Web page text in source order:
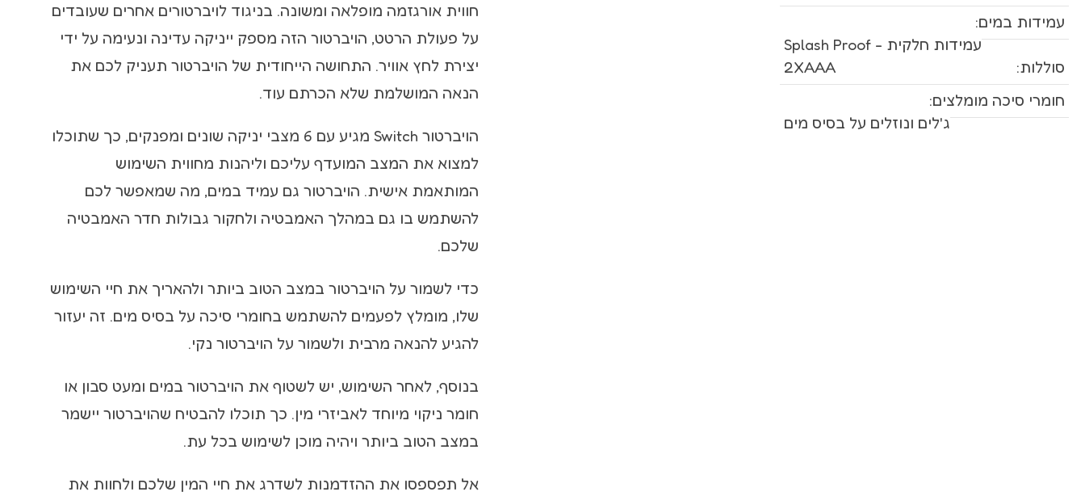
עמידות במים:
עמידות חלקית - Splash Proof
סוללות:
2XAAA
חומרי סיכה מומלצים:
ג'לים ונוזלים על בסיס מים
חווית אורגזמה מופלאה ומשונה. בניגוד לויברטורים אחרים שעובדים
על פעולת הרטט, הויברטור הזה מספק ייניקה עדינה ונעימה על ידי
יצירת לחץ אוויר. התחושה הייחודית של הויברטור תעניק לכם את
הנאה המושלמת שלא הכרתם עוד.
הויברטור Switch מגיע עם 6 מצבי יניקה שונים ומפנקים, כך שתוכלו
למצוא את המצב המועדף עליכם וליהנות מחווית השימוש
המותאמת אישית. הויברטור גם עמיד במים, מה שמאפשר לכם
להשתמש בו גם במהלך האמבטיה ולחקור גבולות חדר האמבטיה
שלכם.
כדי לשמור על הויברטור במצב הטוב ביותר ולהאריך את חיי השימוש
שלו, מומלץ לפעמים להשתמש בחומרי סיכה על בסיס מים. זה יעזור
להגיע להנאה מרבית ולשמור על הויברטור נקי.
בנוסף, לאחר השימוש, יש לשטוף את הויברטור במים ומעט סבון או
חומר ניקוי מיוחד לאביזרי מין. כך תוכלו להבטיח שהויברטור יישמר
במצב הטוב ביותר ויהיה מוכן לשימוש בכל עת.
אל תפספסו את ההזדמנות לשדרג את חיי המין שלכם ולחוות את